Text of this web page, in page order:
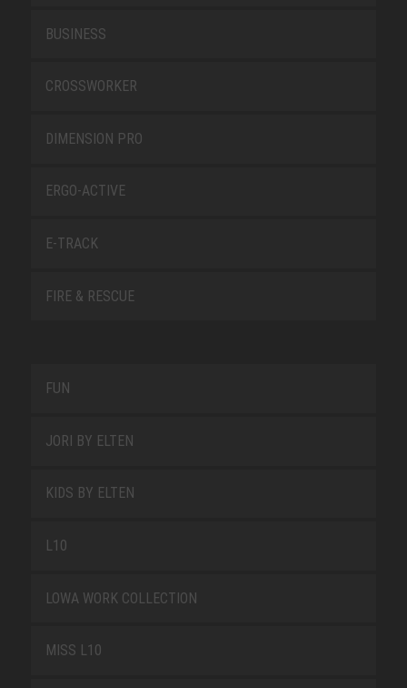
BUSINESS
CROSSWORKER
DIMENSION PRO
ERGO-ACTIVE
E-TRACK
FIRE & RESCUE
FUN
JORI BY ELTEN
KIDS BY ELTEN
L10
LOWA WORK COLLECTION
MISS L10